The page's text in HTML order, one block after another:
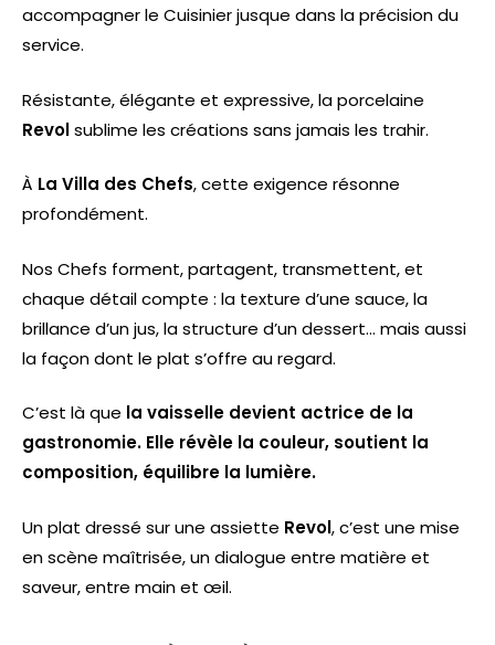
accompagner le Cuisinier jusque dans la précision du
service.
Résistante, élégante et expressive, la porcelaine
Revolsublime les créations sans jamais les trahir.
À La Villa des Chefs, cette exigence résonne
profondément.
Nos Chefs forment, partagent, transmettent, et
chaque détail compte : la texture d’une sauce, la
brillance d’un jus, la structure d’un dessert… mais aussi
la façon dont le plat s’offre au regard.
C’est là que la vaisselle devient actrice de la
gastronomie. Elle révèle la couleur, soutient la
composition, équilibre la lumière.
Un plat dressé sur une assiette Revol, c’est une mise
en scène maîtrisée, un dialogue entre matière et
saveur, entre main et œil.